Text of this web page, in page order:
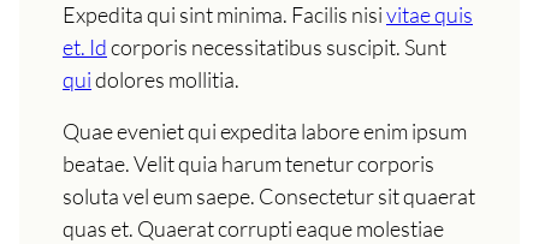
Expedita qui sint minima. Facilis nisivitae quis
et. Idcorporis necessitatibus suscipit. Sunt
quidolores mollitia.
Quae eveniet qui expedita labore enim ipsum
beatae. Velit quia harum tenetur corporis
soluta vel eum saepe. Consectetur sit quaerat
quas et. Quaerat corrupti eaque molestiae